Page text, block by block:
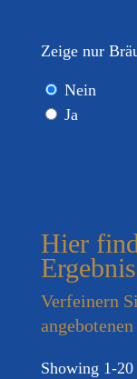
Zeige nur
Nein
Ja
Hier
Verfeinern
Showing 1-